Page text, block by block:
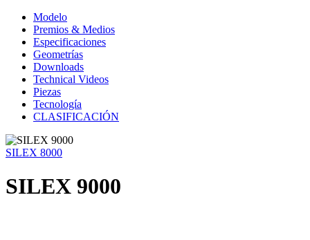
Modelo
Premios & Medios
Especificaciones
Geometrías
Downloads
Technical Videos
Piezas
Tecnología
CLASIFICACIÓN
SILEX 8000
SILEX 9000